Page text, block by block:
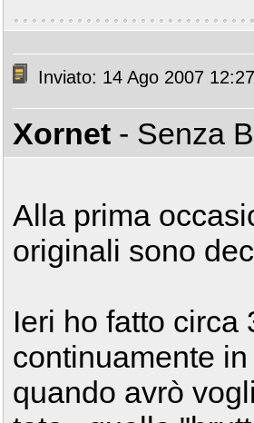
Inviato: 14 Ago 2007 12:27
Xornet - Senza
Alla prima
originali sono
Ieri ho fatto circa
continuamente
quando avrò